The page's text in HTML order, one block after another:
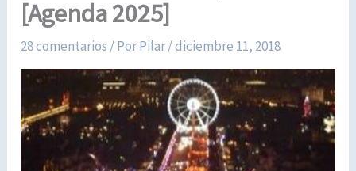
[Agenda 2025]
28 comentarios / PorPilar/diciembre 11, 2018